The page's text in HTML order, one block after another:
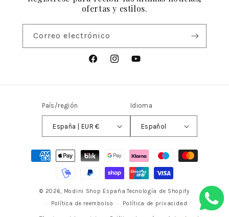
(WhatsApp/Telegram)
Email: info@modinishop.com
ofertas y estilos.
Correo electrónico
FacebookInstagramYouTube
País/región
España | EUR €
Idioma
Español
Formas
© 2026, Modini Shop España Tecnología de Shopify
Política de reembolso
Política de privacidad